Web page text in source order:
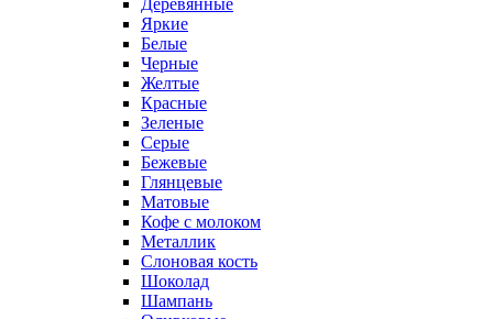
Деревянные
Яркие
Белые
Черные
Желтые
Красные
Зеленые
Серые
Бежевые
Глянцевые
Матовые
Кофе с молоком
Металлик
Слоновая кость
Шоколад
Шампань